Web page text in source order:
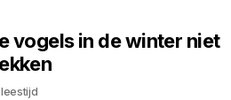
vogels in de winter niet
leestijd